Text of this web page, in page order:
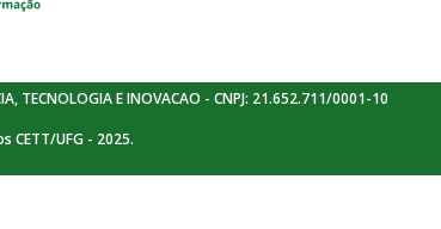
TECNOLOGIA E INOVACAO - CNPJ: 21.652.711/0001-10
CETT/UFG - 2025.